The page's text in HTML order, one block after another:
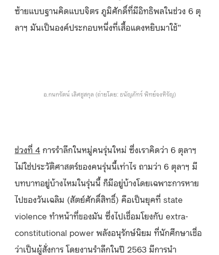
ซ้ายแบบฐานคิดแบบจิตร ภูมิศักดิ์ที่มีอิทธิพลในช่วง 6 ตุ
ลาฯ มันเป็นองค์ประกอบหนึ่งที่เสื้อแดงหยิบมาใช้”
อ.กนกรัตน์ เลิศชูสกุล (ถ่ายโดย: ธนัญภัทร์ พิทย์จงหิรัญ)
ช่วงที่ 4 การรำลึกในหมู่คนรุ่นใหม่ ซึ่งเราคิดว่า 6 ตุลาฯ
ไม่ใช่ประวัติศาสตร์ของคนรุ่นนี้เท่าไร ถามว่า 6 ตุลาฯ มี
บทบาทอยู่บ้างไหมในรุ่นนี้ ก็มีอยู่บ้างโดยเฉพาะการหาย
ไปของวันเฉลิม (สัตย์ศักดิ์สิทธิ์) คือเป็นยุคที่ state
violence ทำหน้าที่ของมัน ซึ่งไปเชื่อมโยงกับ extra-
constitutional power พลังอนุรักษ์นิยม ที่นักศึกษาเชื่อ
ว่าเป็นผู้สั่งการ โดยงานรำลึกในปี 2563 มีการนำ